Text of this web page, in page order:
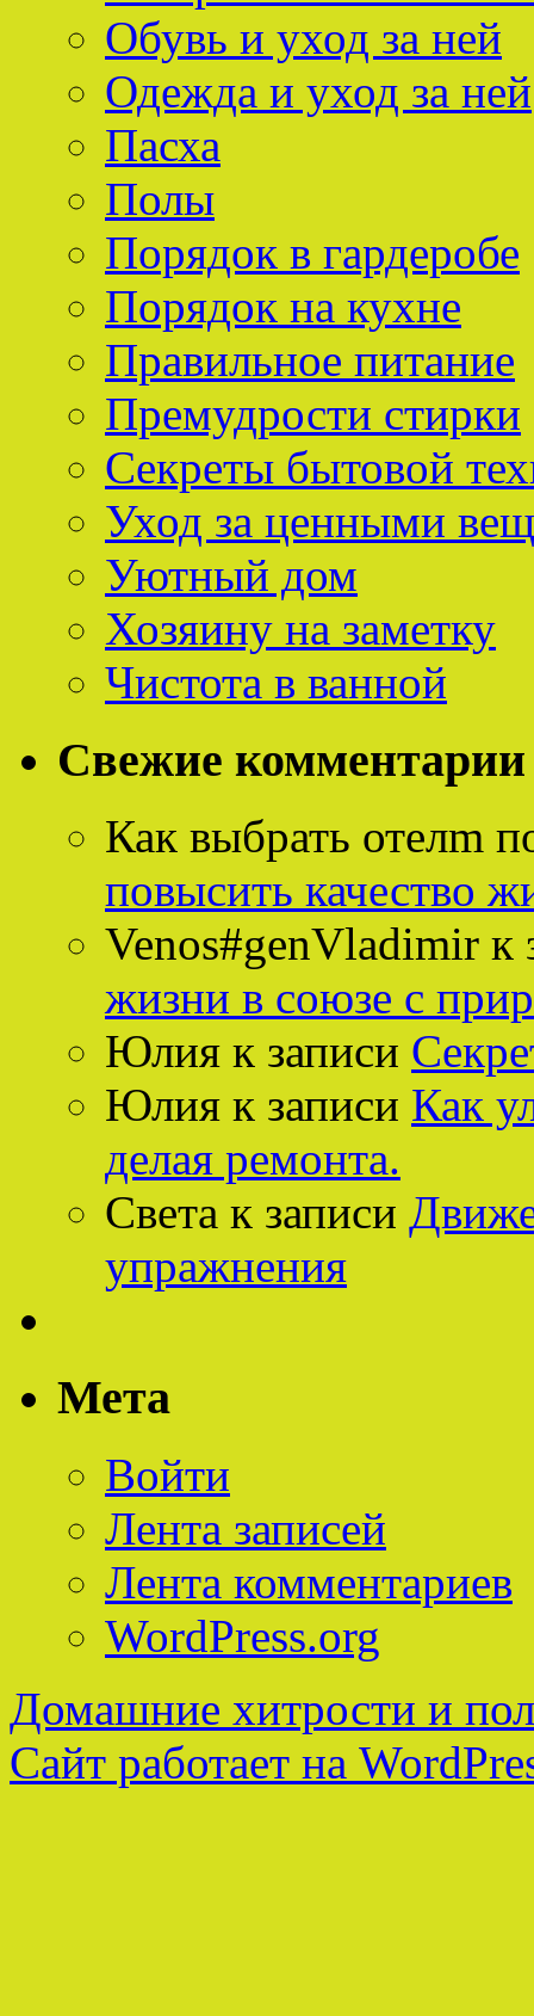
Обувь и уход за ней
Одежда и уход за ней
Пасха
Полы
Порядок в гардеробе
Порядок на кухне
Правильное питание
Премудрости стирки
Секреты бытовой
Уход за ценными
Уютный дом
Хозяину на заметку
Чистота в ванной
Свежие комментарии
Как выбрать отелm
повысить качество
Venos#genVladimir к
жизни в союзе с
Юлия к записи
Юлия к записи Как
делая ремонта.
Света к записи
упражнения
Мета
Войти
Лента записей
Лента комментариев
WordPress.org
Домашние хитрости и
Сайт работает на